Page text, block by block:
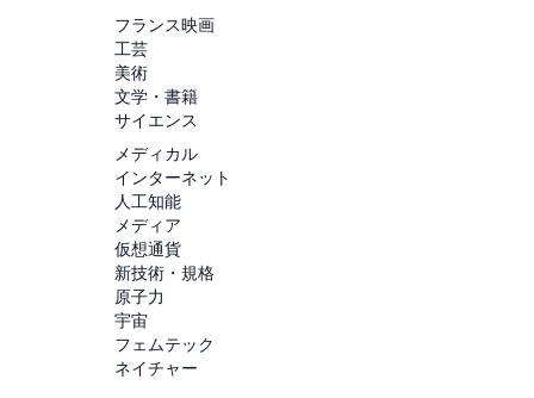
フランス映画
工芸
美術
文学・書籍
サイエンス
メディカル
インターネット
人工知能
メディア
仮想通貨
新技術・規格
原子力
宇宙
フェムテック
ネイチャー